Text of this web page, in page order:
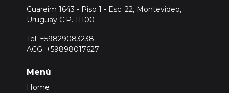
Cuareim 1643 - Piso 1 - Esc. 22, Montevideo,
Uruguay C.P. 11100
Tel: +59829083238
ACG: +59898017627
Menú
Home